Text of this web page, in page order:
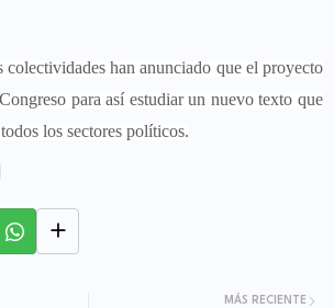
colectividades han anunciado que el proyecto
para así estudiar un nuevo texto que
los sectores políticos.
MÁS RECIENTE